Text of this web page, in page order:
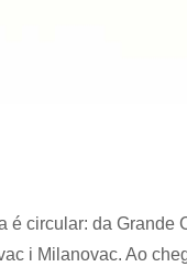
é circular: da Grande
i Milanovac. Ao